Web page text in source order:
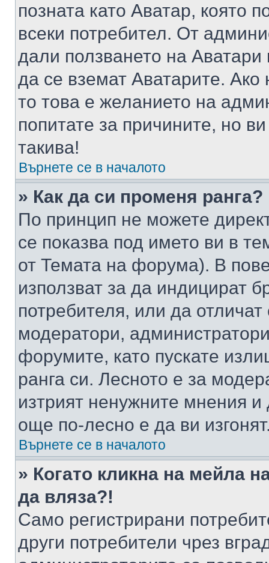
позната като Аватар, която
всеки потребител. От
дали ползването на
да се вземат Аватарите.
то това е желанието на
попитате за причините, но
такива!
Върнете се в началото
» Как да си променя ранга?
По принцип не можете
се показва под името ви в
от Темата на форума). В
използват за да индицират
потребителя, или да
модератори,
форумите, като пускате
ранга си. Лесното е за
изтрият ненужните мнения
още по-лесно е да ви
Върнете се в началото
» Когато кликна на мейла
да вляза?!
Само регистрирани
други потребители чрез